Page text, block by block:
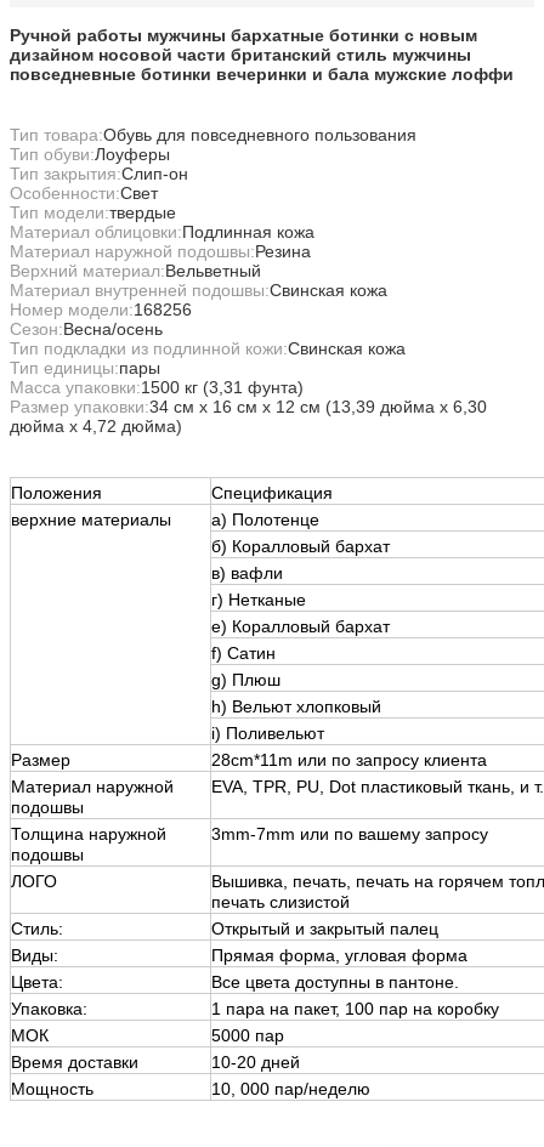
Ручной работы мужчины бархатные ботинки с новым
дизайном носовой части британский стиль мужчины
повседневные ботинки вечеринки и бала мужские лоффи
Тип товара:Обувь для повседневного пользования
Тип обуви:Лоуферы
Тип закрытия:Слип-он
Особенности:Свет
Тип модели:твердые
Материал облицовки:Подлинная кожа
Материал наружной подошвы:Резина
Верхний материал:Вельветный
Материал внутренней подошвы:Свинская кожа
Номер модели:168256
Сезон:Весна/осень
Тип подкладки из подлинной кожи:Свинская кожа
Тип единицы:пары
Масса упаковки:1500 кг (3,31 фунта)
Размер упаковки:34 см х 16 см х 12 см (13,39 дюйма х 6,30
дюйма х 4,72 дюйма)
Положения
Спецификация
верхние материалы
а) Полотенце
б) Коралловый бархат
в) вафли
г) Нетканые
e) Коралловый бархат
f) Сатин
g) Плюш
h) Вельют хлопковый
i) Поливельют
Размер
28cm*11m или по запросу клиента
Материал наружной
подошвы
EVA, TPR, PU, Dot пластиковый ткань, и
Толщина наружной
подошвы
3mm-7mm или по вашему запросу
ЛОГО
Вышивка, печать, печать на горячем
печать слизистой
Стиль:
Открытый и закрытый палец
Виды:
Прямая форма, угловая форма
Цвета:
Все цвета доступны в пантоне.
Упаковка:
1 пара на пакет, 100 пар на коробку
МОК
5000 пар
Время доставки
10-20 дней
Мощность
10, 000 пар/неделю